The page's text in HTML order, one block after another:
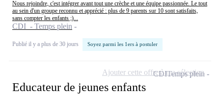
Nous rejoindre, c'est intégrer avant tout une crèche et une équipe passionnée. Le tout
au sein d'un groupe reconnu et apprécié : plus de 9 parents sur 10 sont satisfaits,
sans compter les enfants ;)...
CDI - Temps plein
Publié il y a plus de 30 jours Soyez parmi les 1ers à postuler
Educateur de jeunes enfants
CDITemps plein
Ajouter cette offre à ma sélection